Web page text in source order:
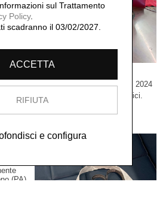
Come mostri, ritornano,
2024
Grandi formati, esemplari unici.
Collezione privata, Tokio,
Giappone.
della
(PA),
sul Trattamento
Policy.
scadranno il 03/02/2027.
ACCETTA
RIFIUTA
e configura